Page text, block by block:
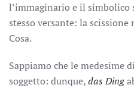
l’immaginario e il simbolico
stesso versante: la scissione
Cosa.
Sappiamo che le medesime
soggetto: dunque,das Ding